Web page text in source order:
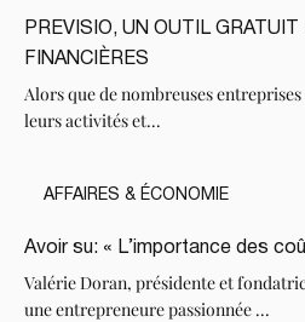
PREVISIO, UN OUTIL
FINANCIÈRES
Alors que de nombreuses
leurs activités et...
Avoir su: « L’importance des
Valérie Doran, présidente et
une entrepreneure passionnée ...
AFFAIRES & ÉCONOMIE